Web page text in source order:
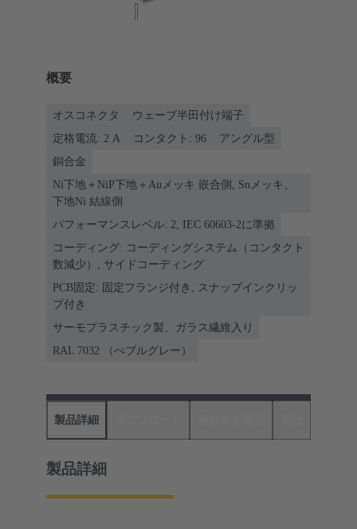
概要
オスコネクタ
ウェーブ半田付け端子
定格電流: ‌2 A
コンタクト: 96
アングル型
銅合金
Ni下地＋NiP下地＋Auメッキ 嵌合側, Snメッキ、
下地Ni 結線側
パフォーマンスレベル: 2, IEC 60603-2に準拠
コーディング: コーディングシステム（コンタクト
数減少）, サイドコーディング
PCB固定: 固定フランジ付き, スナップインクリッ
プ付き
サーモプラスチック製、ガラス繊維入り
RAL 7032 （ぺブルグレー）
製品詳細
製品詳細